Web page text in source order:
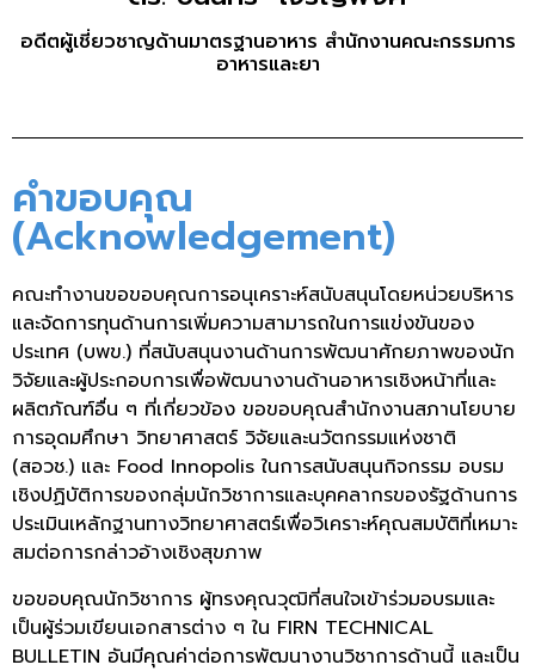
อดีตผู้เชี่ยวชาญด้านมาตรฐานอาหาร สำนักงานคณะกรรมการ
อาหารและยา
คำขอบคุณ
(Acknowledgement)
คณะทำงานขอขอบคุณการอนุเคราะห์สนับสนุนโดยหน่วยบริหาร
และจัดการทุนด้านการเพิ่มความสามารถในการแข่งขันของ
ประเทศ (บพข.) ที่สนับสนุนงานด้านการพัฒนาศักยภาพของนัก
วิจัยและผู้ประกอบการเพื่อพัฒนางานด้านอาหารเชิงหน้าที่และ
ผลิตภัณฑ์อื่น ๆ ที่เกี่ยวข้อง ขอขอบคุณสำนักงานสภานโยบาย
การอุดมศึกษา วิทยาศาสตร์ วิจัยและนวัตกรรมแห่งชาติ
(สอวช.) และ Food Innopolis ในการสนับสนุนกิจกรรม อบรม
เชิงปฏิบัติการของกลุ่มนักวิชาการและบุคคลากรของรัฐด้านการ
ประเมินเหลักฐานทางวิทยาศาสตร์เพื่อวิเคราะห์คุณสมบัติที่เหมาะ
สมต่อการกล่าวอ้างเชิงสุขภาพ
ขอขอบคุณนักวิชาการ ผู้ทรงคุณวุฒิที่สนใจเข้าร่วมอบรมและ
เป็นผู้ร่วมเขียนเอกสารต่าง ๆ ใน FIRN TECHNICAL
BULLETIN อันมีคุณค่าต่อการพัฒนางานวิชาการด้านนี้ และเป็น